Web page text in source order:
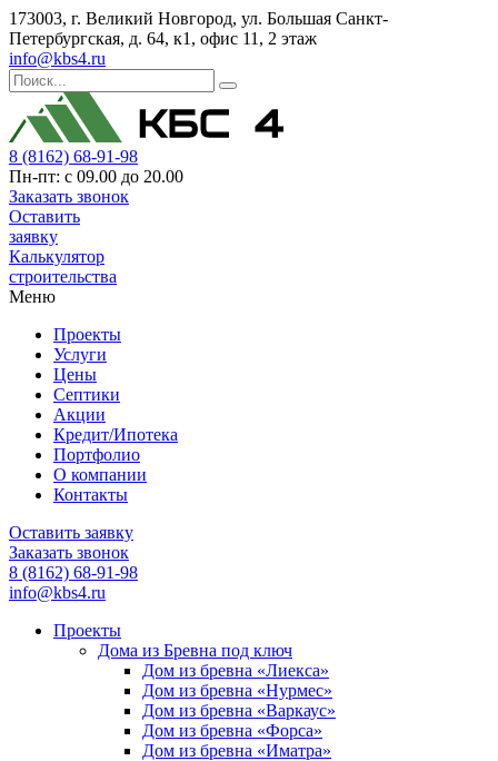
173003, г. Великий Новгород, ул. Большая Санкт-
Петербургская, д. 64, к1, офис 11, 2 этаж
info@kbs4.ru
8 (8162) 68-91-98
Пн-пт: с 09.00 до 20.00
Заказать звонок
Оставить
заявку
Калькулятор
строительства
Меню
Проекты
Услуги
Цены
Септики
Акции
Кредит/Ипотека
Портфолио
О компании
Контакты
Оставить заявку
Заказать звонок
8 (8162) 68-91-98
info@kbs4.ru
Проекты
Дома из Бревна под ключ
Дом из бревна «Лиекса»
Дом из бревна «Нурмес»
Дом из бревна «Варкаус»
Дом из бревна «Форса»
Дом из бревна «Иматра»